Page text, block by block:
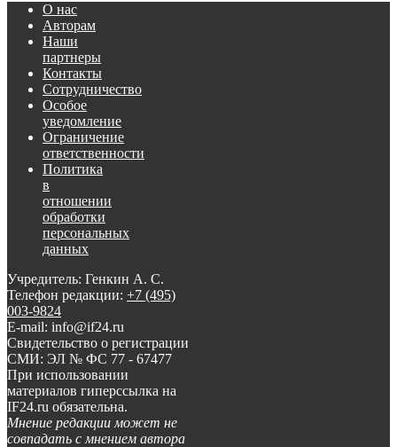
О нас
Авторам
Наши
партнеры
Контакты
Сотрудничество
Особое
уведомление
Ограничение
ответственности
Политика
в
отношении
обработки
персональных
данных
Учредитель: Генкин А. С.
Телефон редакции: +7 (495)
003-9824
E-mail: info@if24.ru
Свидетельство о регистрации
СМИ: ЭЛ № ФС 77 - 67477
При использовании
материалов гиперссылка на
IF24.ru обязательна.
Мнение редакции может не
совпадать с мнением автора